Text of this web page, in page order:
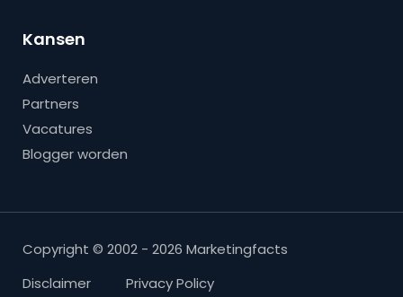
Kansen
Adverteren
Partners
Vacatures
Blogger worden
Copyright © 2002 - 2026 Marketingfacts
Disclaimer
Privacy Policy